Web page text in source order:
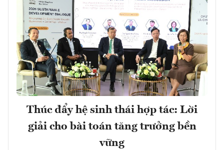
Thúc đẩy hệ sinh thái hợp tác: Lời
giải cho bài toán tăng trưởng bền
vững